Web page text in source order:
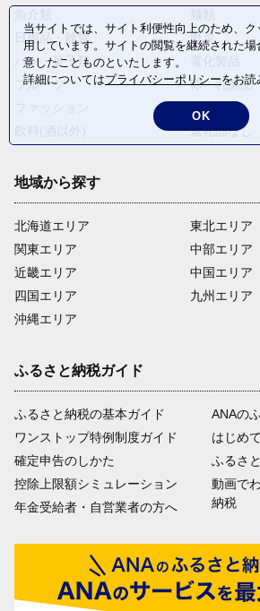
日用品・雑貨
野菜
パン・菓子類
フルーツ
卵・乳製品
米・穀物
返礼品なし
地域から探す
北海道エリア
関東エリア
近畿エリア
四国エリア
沖縄エリア
東北エリア
中部エリア
中国エリア
九州エリア
ふるさと納税ガイド
ふるさと納税の基本ガイド
ワンストップ特例制度ガイド
確定申告のしかた
控除上限額シミュレーション
年金受給者・自営業者の方へ
ANAの
はじめ
ふるさ
動画で
納税
当サイトでは、サイト利便性向上のため、
用しています。サイトの閲覧を継続された場
意したことものといたします。
詳細についてはプライバシーポリシーをお読
OK